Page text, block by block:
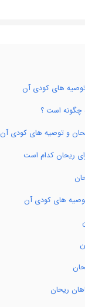
توصیه های کودی آن
چگونه است ؟
و توصیه های کودی آن
ریحان کدام است
های کودی آن
ریحان